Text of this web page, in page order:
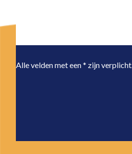
Alle velden met een * zijn verplicht.